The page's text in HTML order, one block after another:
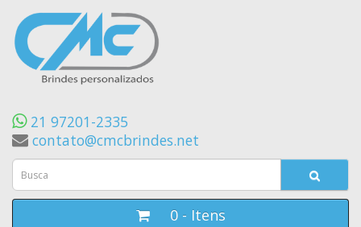
21 97201-2335
contato@cmcbrindes.net
0 - Itens